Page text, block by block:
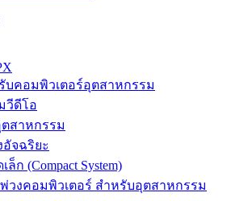
บคอมพิวเตอร์อุตสาหกรรม
วีดีโอ
สาหกรรม
จฉริยะ
ก (Compact System)
วงคอมพิวเตอร์ สำหรับอุตสาหกรรม